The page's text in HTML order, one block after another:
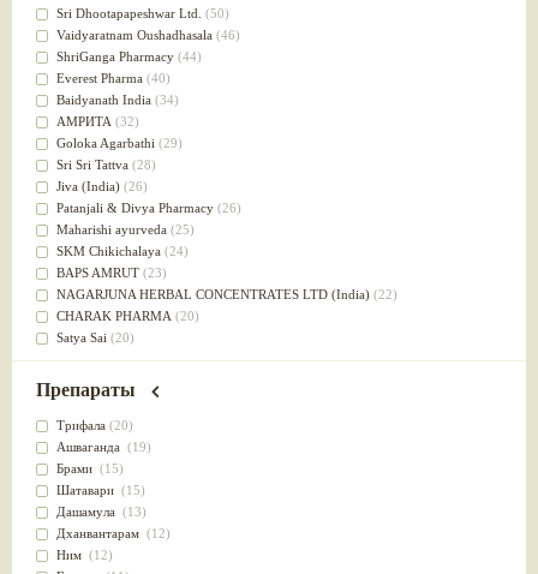
От паразитов(37)
При расстройстве желудка (36)
Успокоительное(36)
Для глаз(34)
от геморроя(34)
Противовоспалительное
Для Питта доши(32)
Для сердца(32)
Для сосудов головного мозга
Для полости рта(32)
Дефицит железа(31)
Для лица(31)
Употребление в пищу
Ароматерапия(29)
Жаропонижающее(29)
для памяти(28)
для почек(28)
Слабительное (28)
Афродизиак(27)
Напитки(27)
Для йоги (27)
Для потенции(26)
Для душа(25)
для концентрации внимания
при нарушении эрекции
Sri Dhootapapeshwar Ltd. (50)
Vaidyaratnam Oushadhasala (46)
ShriGanga Pharmacy (44)
Everest Pharma (40)
Baidyanath India (34)
АМРИТА (32)
Goloka Agarbathi (29)
Sri Sri Tattva (28)
Jiva (India) (26)
Patanjali & Divya Pharmacy (26)
Maharishi ayurveda (25)
SKM Chikichalaya (24)
BAPS AMRUT (23)
NAGARJUNA HERBAL CONCENTRATES LTD (India) (22)
CHARAK PHARMA (20)
Satya Sai (20)
Vyas(20)
Kerala Ayurveda
(19)
Organic India pvt ltd
Lalita(16)
Ashtang Herbals
Alarsin(14)
Vasu Health care
Baraka(13)
Dabur India Ltd
Препараты
Трифала (20)
Ашваганда (19)
Брами (15)
Шатавари (15)
Дашамула (13)
Дханвантарам (12)
Ним (12)